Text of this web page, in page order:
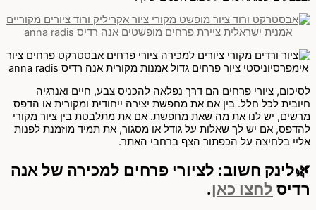
לסיכום, ציורי פרחים הם דרך נפלאה להכניס צבע, חיים ואנרגיה
חיובית לכל חלל. בין אם את מחפשת יצירה ייחודית ומקורית או הדפס
מרשים, יש לנו את מה שאת מחפשת. אם את מתלבטת בין ציור מקורי
להדפס, אם יש לך שאלות על גודל או מסגור, את תמיד מוזמנת לפנות
אליי בלחיצה על הכפתור הצף ברחבי האתר.
🌿לינק חשוב: לציורי פרחים למכירה של אנה
רדיס לחצו כאן.